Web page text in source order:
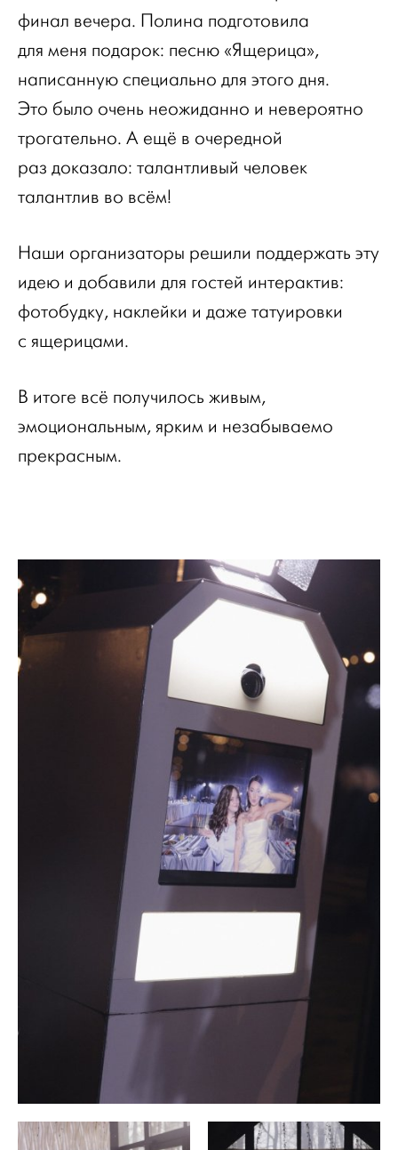
финал вечера. Полина подготовила
для меня подарок: песню «Ящерица»,
написанную специально для этого дня.
Это было очень неожиданно и невероятно
трогательно. А ещё в очередной
раз доказало: талантливый человек
талантлив во всём!
Наши организаторы решили поддержать эту
идею и добавили для гостей интерактив:
фотобудку, наклейки и даже татуировки
с ящерицами.
В итоге всё получилось живым,
эмоциональным, ярким и незабываемо
прекрасным.